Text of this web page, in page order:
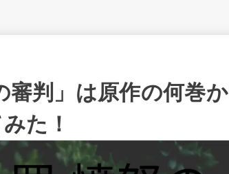
審判」は原作の何巻か
た！